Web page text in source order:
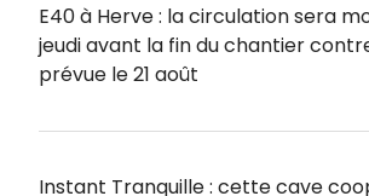
E40 à Herve : la circulation sera
jeudi avant la fin du chantier
prévue le 21 août
Instant Tranquille : cette cave